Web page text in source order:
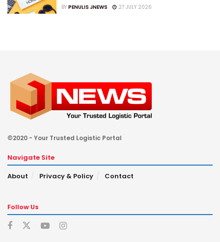
BY PENULIS JNEWS 27 JULY 2026
©2020 - Your Trusted Logistic Portal
Navigate Site
About
Privacy & Policy Contact
Follow Us